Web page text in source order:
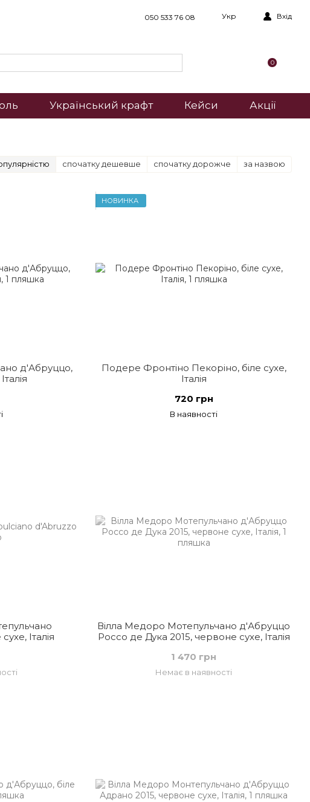
050 533 76 08 Укр Вхід
0
Український крафт Кейси Акції
спочатку дешевше спочатку дорожче за назвою
д'Абруццо,
НОВИНКА
Подере Фронтіно Пекоріно, біле сухе,
Італія
720 грн
В наявності
Італія
Вілла Медоро Мотепульчано д'Абруццо
Россо де Дука 2015, червоне сухе, Італія
1 470 грн
Немає в наявності